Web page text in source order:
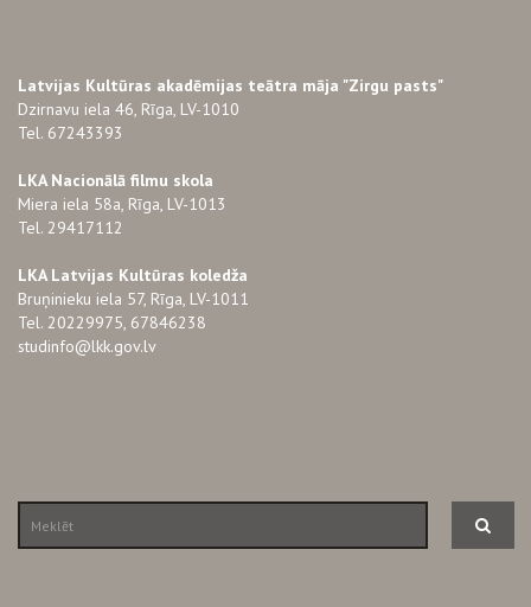
Latvijas Kultūras akadēmijas teātra māja "Zirgu pasts"
Dzirnavu iela 46, Rīga, LV-1010
Tel. 67243393
LKA Nacionālā filmu skola
Miera iela 58a, Rīga, LV-1013
Tel. 29417112
LKA Latvijas Kultūras koledža
Bruņinieku iela 57, Rīga, LV-1011
Tel. 20229975, 67846238
studinfo@lkk.gov.lv